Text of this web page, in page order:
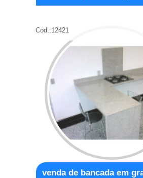
Cod.:12421
venda de bancada em